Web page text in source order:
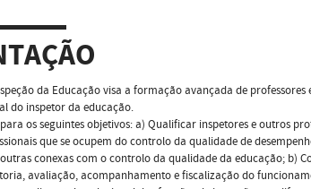
da Educação visa a formação avançada de
do inspetor da educação.
os seguintes objetivos: a) Qualificar inspetores e outros
que se ocupem do controlo da qualidade de
conexas com o controlo da qualidade da educação; b)
avaliação, acompanhamento e fiscalização do